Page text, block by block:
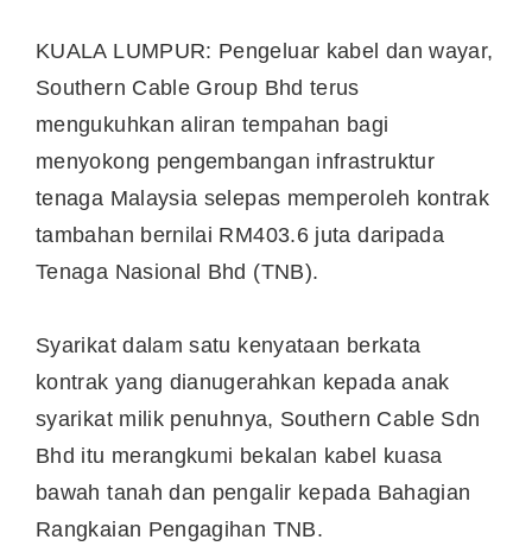
KUALA LUMPUR: Pengeluar kabel dan wayar,
Southern Cable Group Bhd terus
mengukuhkan aliran tempahan bagi
menyokong pengembangan infrastruktur
tenaga Malaysia selepas memperoleh kontrak
tambahan bernilai RM403.6 juta daripada
Tenaga Nasional Bhd (TNB).
Syarikat dalam satu kenyataan berkata
kontrak yang dianugerahkan kepada anak
syarikat milik penuhnya, Southern Cable Sdn
Bhd itu merangkumi bekalan kabel kuasa
bawah tanah dan pengalir kepada Bahagian
Rangkaian Pengagihan TNB.